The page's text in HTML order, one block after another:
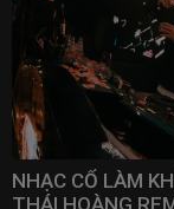
NHẠC CỔ LÀM
THÁI HOÀNG